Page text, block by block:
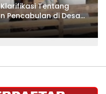
Tentang
Pencabulan di Desa